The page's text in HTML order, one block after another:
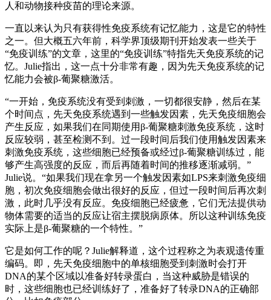
人和动物接种疫苗的理论来源。
一直以来认为只有获得性免疫系统有记忆能力，这是它的特性
之一。但大概五六年前，科学界顶级期刊开始发表一些关于
“免疫训练”的文章，这里的“免疫训练”特指先天免疫系统的记
忆。Julie指出，这一点十分非常有趣，因为先天免疫系统的记
忆能力会被β-葡聚糖激活。
“一开始，免疫系统没有受到刺激，一切都很安静，然后在某
个时间点，先天免疫系统遇到一些触发因素，先天免疫细胞会
产生反应，如果我们在同期使用β-葡聚糖刺激免疫系统，这时
反应较弱，甚至检测不到。过一段时间后我们使用触发因素来
刺激免疫系统，这些细胞已经预备或经过β-葡聚糖训练过，能
够产生高强度的反应，而后再随着时间的推移逐渐减弱。”
Julie说。“如果我们现在拿另一个触发因素如LPS来刺激免疫细
胞，初次免疫细胞会做出很好的反应，但过一段时间后再次刺
激，此时几乎没有反应。免疫细胞已经疲惫，它们无法提供动
物体需要的适当的反应让宿主摆脱病原体。所以这种训练免疫
实际上是β-葡聚糖的一个特性。”
它是如何工作的呢？Julie解释道，这个过程称之为表观遗传重
编码。即，先天免疫细胞中的单核细胞受到刺激时会打开
DNA的某个区域以准备好转录蛋白，当这种威胁是错误的
时，这些细胞也已经训练好了，准备好了转录DNA的正确部